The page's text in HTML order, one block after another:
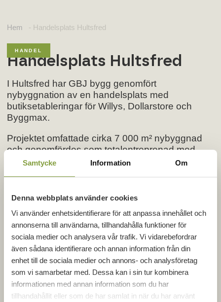
Samtycke Information Om
Denna webbplats använder cookies
Vi använder enhetsidentifierare för att anpassa innehållet och
annonserna till användarna, tillhandahålla funktioner för
sociala medier och analysera vår trafik. Vi vidarebefordrar
även sådana identifierare och annan information från din
enhet till de sociala medier och annons- och analysföretag
som vi samarbetar med. Dessa kan i sin tur kombinera
informationen med annan information som du har
tillhandahållit eller som de har samlat in när du har använt
Hem - Handelsplats Hultsfred
HANDEL
Handelsplats Hultsfred
I Hultsfred har GBJ bygg genomfört
nybyggnation av en handelsplats med
butiksetableringar för Willys, Dollarstore och
Byggmax.
Projektet omfattade cirka 7 000 m² nybyggnad
och genomfördes som totalentreprenad med
byggstart i april 2021. Slutbesiktning skedde i
Projektfakta
Projekttyp: Handel
Entreprenad­form: Totalentreprenad
Beställare: Famera
Färdigställt: 2022